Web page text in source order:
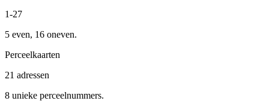
1-27
5 even, 16 oneven.
Perceelkaarten
21 adressen
8 unieke perceelnummers.